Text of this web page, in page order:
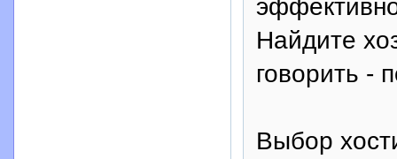
Найдите
говорить -
Выбор